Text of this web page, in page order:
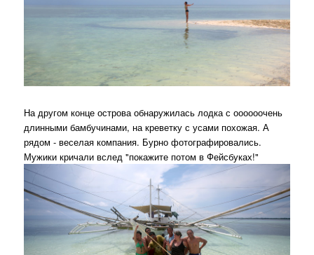
На другом конце острова обнаружилась лодка с оооооочень
длинными бамбучинами, на креветку с усами похожая. А
рядом - веселая компания. Бурно фотографировались.
Мужики кричали вслед "покажите потом в Фейсбуках!"